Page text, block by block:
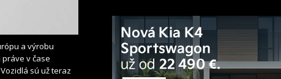
a výrobu
v čase
sú už teraz